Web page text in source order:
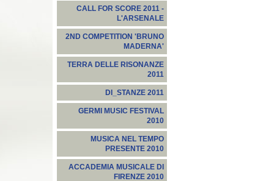
CALL FOR SCORE 2011 -
L'ARSENALE
2ND COMPETITION 'BRUNO
MADERNA'
TERRA DELLE RISONANZE
2011
DI_STANZE 2011
GERMI MUSIC FESTIVAL
2010
MUSICA NEL TEMPO
PRESENTE 2010
ACCADEMIA MUSICALE DI
FIRENZE 2010